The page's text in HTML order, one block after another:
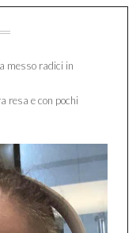
messo radici in
resa e con pochi